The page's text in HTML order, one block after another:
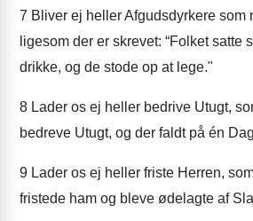
7 Bliver ej heller Afgudsdyrkere som
ligesom der er skrevet: “Folket satte
drikke, og de stode op at lege."
8 Lader os ej heller bedrive Utugt,
bedreve Utugt, og der faldt på én
9 Lader os ej heller friste Herren,
fristede ham og bleve ødelagte af